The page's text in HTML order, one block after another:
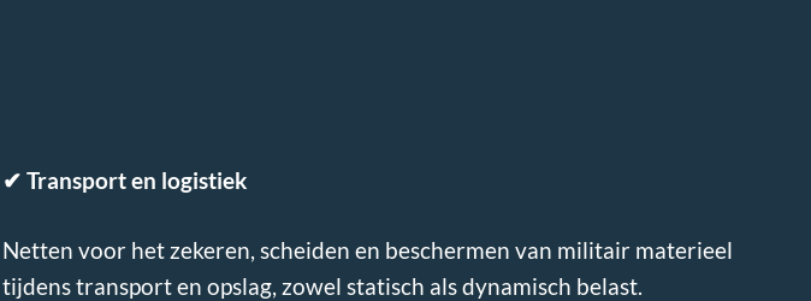
✔ Transport en logistiek
Netten voor het zekeren, scheiden en beschermen van militair materieel
tijdens transport en opslag, zowel statisch als dynamisch belast.